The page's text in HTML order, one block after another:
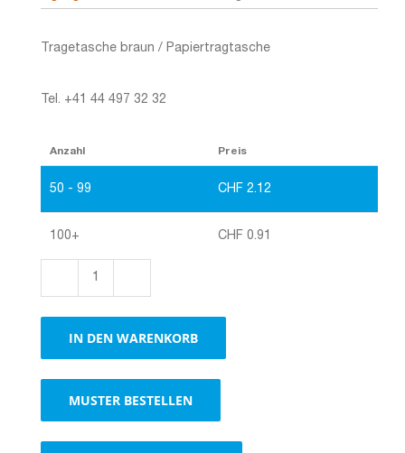
Tragetasche braun / Papiertragtasche
Tel. +41 44 497 32 32
Anzahl Preis
50 - 99 CHF 2.12
100+ CHF 0.91
IN DEN WARENKORB
MUSTER BESTELLEN